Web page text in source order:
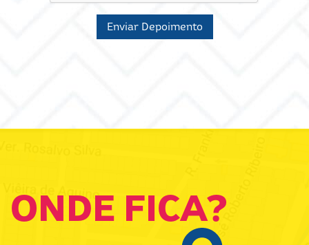
Enviar Depoimento
ONDE FICA?